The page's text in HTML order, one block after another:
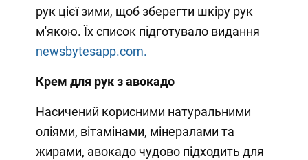
рук цієї зими, щоб зберегти шкіру рук
м'якою. Їх список підготувало видання
newsbytesapp.com.
Крем для рук з авокадо
Насичений корисними натуральними
оліями, вітамінами, мінералами та
жирами, авокадо чудово підходить для